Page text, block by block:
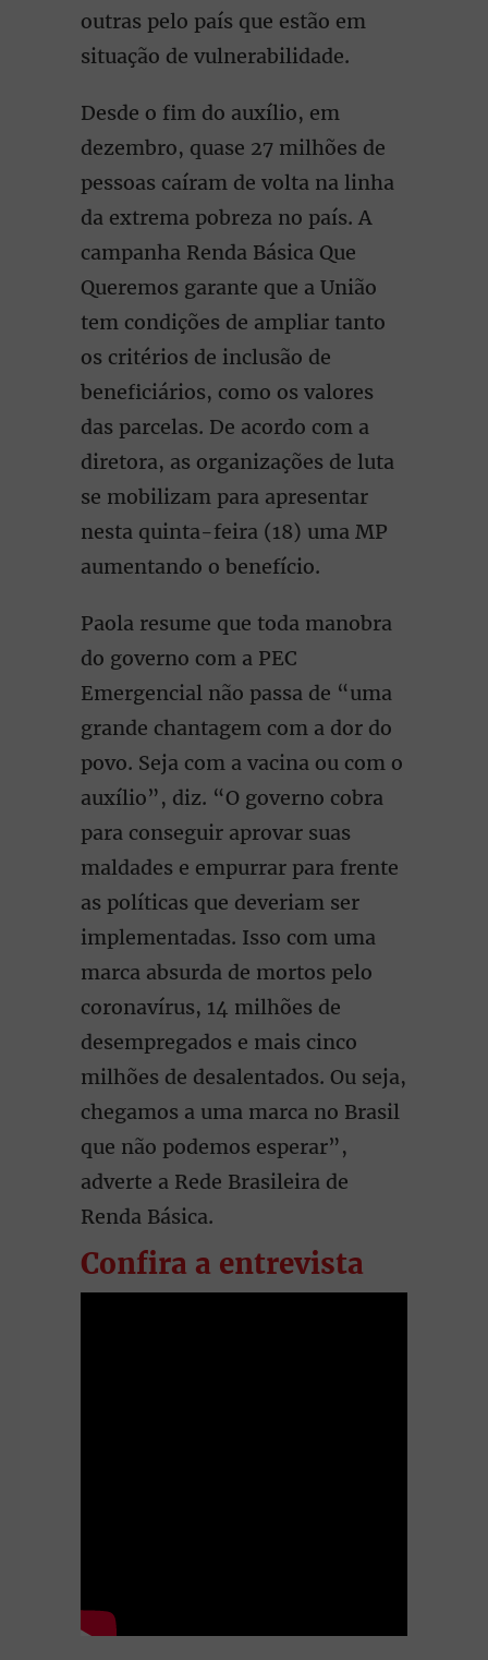
outras pelo país que estão em
situação de vulnerabilidade.
Desde o fim do auxílio, em
dezembro, quase 27 milhões de
pessoas caíram de volta na linha
da extrema pobreza no país. A
campanha Renda Básica Que
Queremos garante que a União
tem condições de ampliar tanto
os critérios de inclusão de
beneficiários, como os valores
das parcelas. De acordo com a
diretora, as organizações de luta
se mobilizam para apresentar
nesta quinta-feira (18) uma MP
aumentando o benefício.
Paola resume que toda manobra
do governo com a PEC
Emergencial não passa de “uma
grande chantagem com a dor do
povo. Seja com a vacina ou com o
auxílio”, diz. “O governo cobra
para conseguir aprovar suas
maldades e empurrar para frente
as políticas que deveriam ser
implementadas. Isso com uma
marca absurda de mortos pelo
coronavírus, 14 milhões de
desempregados e mais cinco
milhões de desalentados. Ou seja,
chegamos a uma marca no Brasil
que não podemos esperar”,
adverte a Rede Brasileira de
Renda Básica.
Confira a entrevista